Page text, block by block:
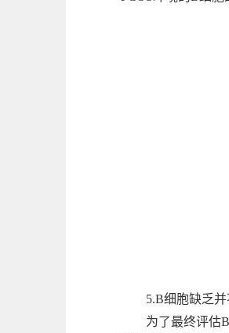
5.B细胞缺乏
为了最终评估B